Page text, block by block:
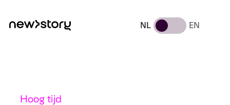
NL EN
Hoog tijd